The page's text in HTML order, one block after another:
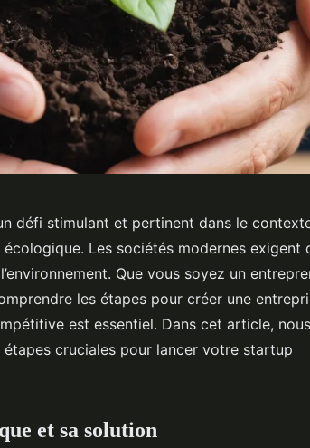
défi stimulant et pertinent dans le
Les sociétés modernes exigent
Que vous soyez un
les étapes pour créer une
est essentiel. Dans cet article, nous
cruciales pour lancer votre startup
et sa solution